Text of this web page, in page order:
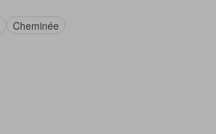
Cheminée